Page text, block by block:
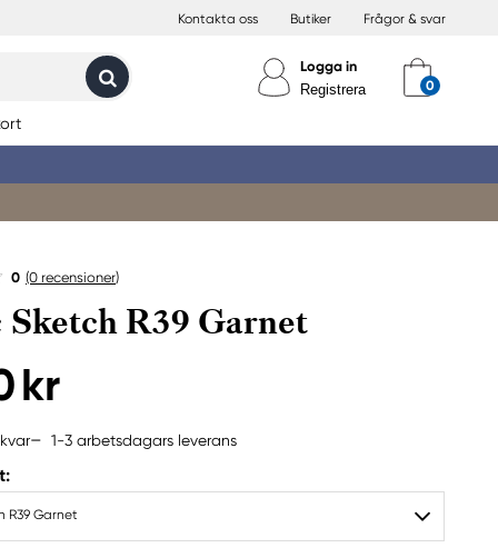
Kontakta oss Butiker Frågor & svar
Logga in
Registrera
0 (0 recensioner)
R39 Garnet
kr
1-3 arbetsdagars leverans
R39 Garnet